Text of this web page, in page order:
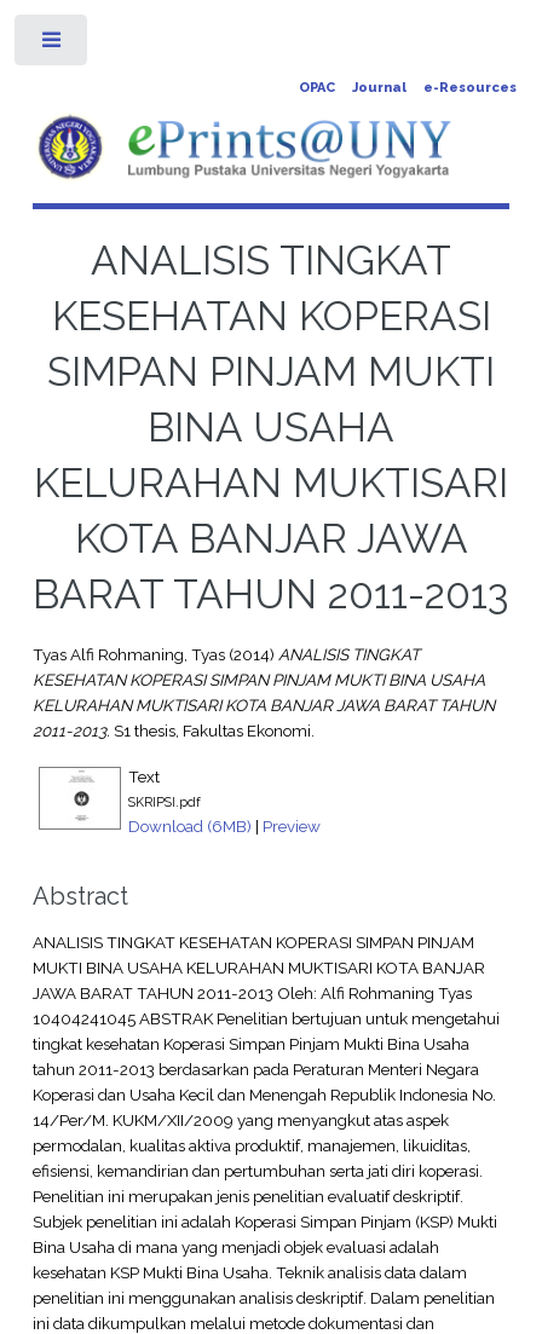
OPAC Journal e-Resources
ANALISIS TINGKAT
KESEHATAN KOPERASI
SIMPAN PINJAM MUKTI
BINA USAHA
KELURAHAN MUKTISARI
KOTA BANJAR JAWA
BARAT TAHUN 2011-2013
Tyas Alfi Rohmaning, Tyas(2014) ANALISIS TINGKAT
KESEHATAN KOPERASI SIMPAN PINJAM MUKTI BINA USAHA
KELURAHAN MUKTISARI KOTA BANJAR JAWA BARAT TAHUN
2011-2013. S1 thesis, Fakultas Ekonomi.
Text
SKRIPSI.pdf
Download (6MB) | Preview
Abstract
ANALISIS TINGKAT KESEHATAN KOPERASI SIMPAN PINJAM
MUKTI BINA USAHA KELURAHAN MUKTISARI KOTA BANJAR
JAWA BARAT TAHUN 2011-2013 Oleh: Alfi Rohmaning Tyas
10404241045 ABSTRAK Penelitian bertujuan untuk mengetahui
tingkat kesehatan Koperasi Simpan Pinjam Mukti Bina Usaha
tahun 2011-2013 berdasarkan pada Peraturan Menteri Negara
Koperasi dan Usaha Kecil dan Menengah Republik Indonesia No.
14/Per/M. KUKM/XII/2009 yang menyangkut atas aspek
permodalan, kualitas aktiva produktif, manajemen, likuiditas,
efisiensi, kemandirian dan pertumbuhan serta jati diri koperasi.
Penelitian ini merupakan jenis penelitian evaluatif deskriptif.
Subjek penelitian ini adalah Koperasi Simpan Pinjam (KSP) Mukti
Bina Usaha di mana yang menjadi objek evaluasi adalah
kesehatan KSP Mukti Bina Usaha. Teknik analisis data dalam
penelitian ini menggunakan analisis deskriptif. Dalam penelitian
ini data dikumpulkan melalui metode dokumentasi dan